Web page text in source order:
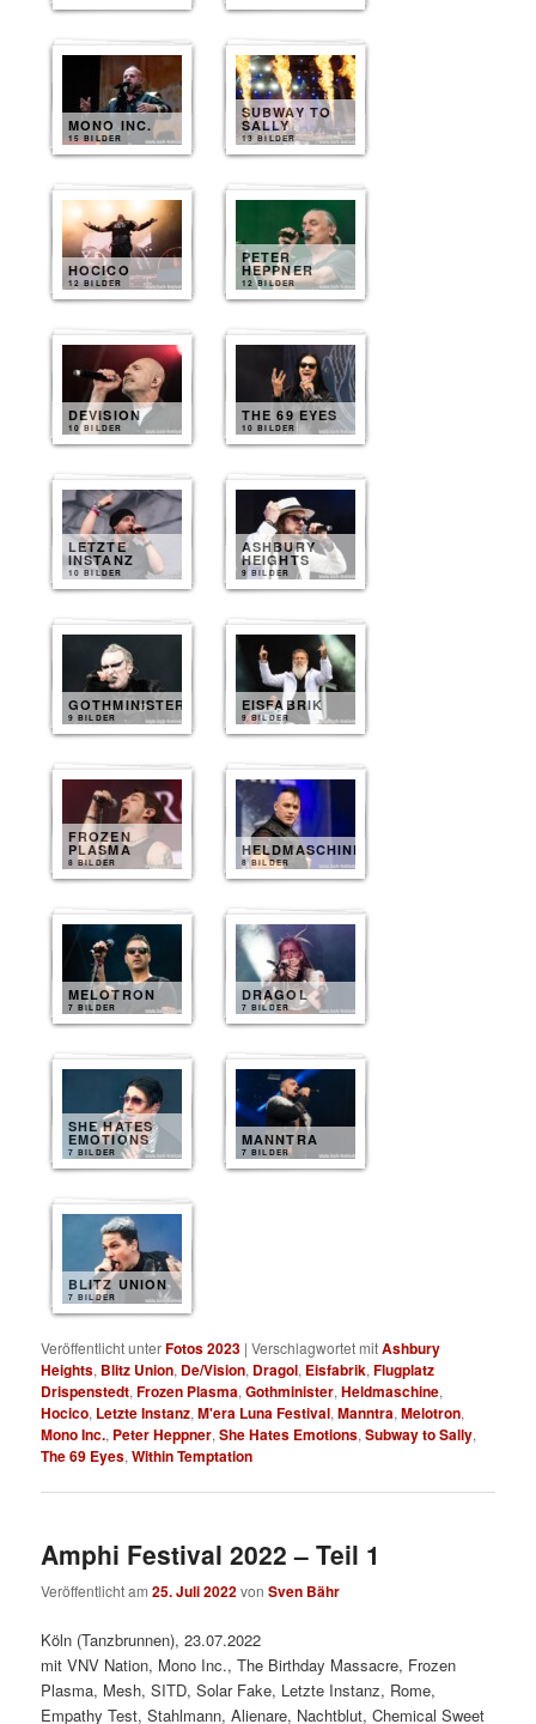
MONO INC.
15 BILDER
SUBWAY TO
SALLY
13 BILDER
HOCICO
12 BILDER
PETER
HEPPNER
12 BILDER
DEVISION
10 BILDER
THE 69 EYES
10 BILDER
LETZTE
INSTANZ
10 BILDER
ASHBURY
HEIGHTS
9 BILDER
GOTHMINISTER
9 BILDER
EISFABRIK
9 BILDER
FROZEN
PLASMA
8 BILDER
HELDMASCHINE
8 BILDER
MELOTRON
7 BILDER
DRAGOL
7 BILDER
SHE HATES
EMOTIONS
7 BILDER
MANNTRA
7 BILDER
BLITZ UNION
7 BILDER
Veröffentlicht unterFotos 2023 |Verschlagwortet mitAshbury
Heights, Blitz Union, De/Vision, Dragol, Eisfabrik,Flugplatz
Drispenstedt,Frozen Plasma,Gothminister,Heldmaschine,
Hocico, Letzte Instanz,M'era Luna Festival,Manntra,Melotron,
Mono Inc., Peter Heppner,She Hates Emotions,Subway to Sally,
The 69 Eyes,Within Temptation
Amphi Festival 2022 – Teil 1
Veröffentlicht am25. Juli 2022vonSven Bähr
Köln (Tanzbrunnen), 23.07.2022
mit VNV Nation, Mono Inc., The Birthday Massacre, Frozen
Plasma, Mesh, SITD, Solar Fake, Letzte Instanz, Rome,
Empathy Test, Stahlmann, Alienare, Nachtblut, Chemical Sweet